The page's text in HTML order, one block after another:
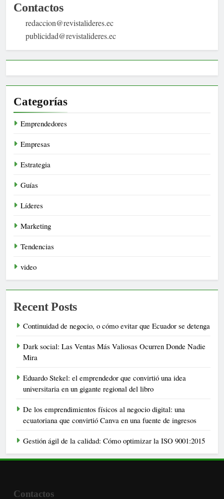
Contactos
redaccion@revistalideres.ec
publicidad@revistalideres.ec
Categorías
Emprendedores
Empresas
Estrategia
Guías
Líderes
Marketing
Tendencias
video
Recent Posts
Continuidad de negocio, o cómo evitar que Ecuador se detenga
Dark social: Las Ventas Más Valiosas Ocurren Donde Nadie
Mira
Eduardo Stekel: el emprendedor que convirtió una idea
universitaria en un gigante regional del libro
De los emprendimientos físicos al negocio digital: una
ecuatoriana que convirtió Canva en una fuente de ingresos
Gestión ágil de la calidad: Cómo optimizar la ISO 9001:2015
Contactos